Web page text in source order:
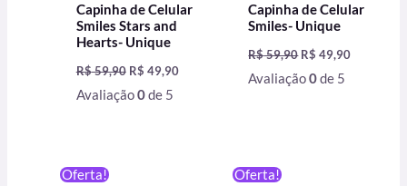
Capinha de Celular
Smiles Stars and
Hearts- Unique
R$59,90 R$ 49,90
Avaliação0de 5
Capinha de Celular
Smiles- Unique
R$59,90 R$ 49,90
Avaliação0de 5
Oferta!
Oferta!